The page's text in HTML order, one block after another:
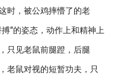
时，被公鸡摔懵了的老
”的姿态，动作上和精神上
只见老鼠前腿蹬，后腿
老鼠对视的短暂功夫，只